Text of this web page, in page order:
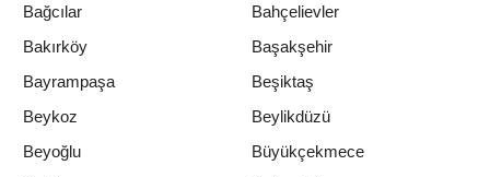
Bağcılar
Bahçelievler
Bakırköy
Başakşehir
Bayrampaşa
Beşiktaş
Beykoz
Beylikdüzü
Beyoğlu
Büyükçekmece